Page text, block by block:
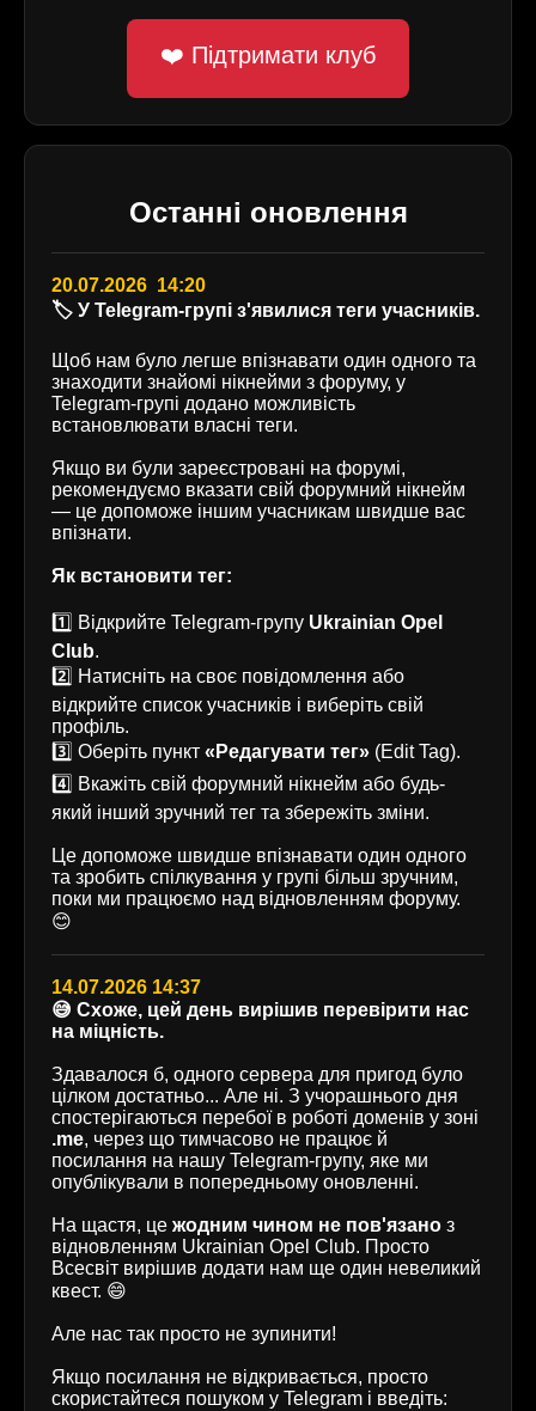
❤️ Підтримати клуб
Останні оновлення
20.07.2026 14:20
🏷️ У Telegram-групі з'явилися теги учасників.
Щоб нам було легше впізнавати один одного та
знаходити знайомі нікнейми з форуму, у
Telegram-групі додано можливість
встановлювати власні теги.
Якщо ви були зареєстровані на форумі,
рекомендуємо вказати свій форумний нікнейм
— це допоможе іншим учасникам швидше вас
впізнати.
Як встановити тег:
1️⃣ Відкрийте Telegram-групу Ukrainian Opel
Club.
2️⃣ Натисніть на своє повідомлення або
відкрийте список учасників і виберіть свій
профіль.
3️⃣ Оберіть пункт «Редагувати тег» (Edit Tag).
4️⃣ Вкажіть свій форумний нікнейм або будь-
який інший зручний тег та збережіть зміни.
Це допоможе швидше впізнавати один одного
та зробить спілкування у групі більш зручним,
поки ми працюємо над відновленням форуму.
😊
14.07.2026 14:37
😅 Схоже, цей день вирішив перевірити нас
на міцність.
Здавалося б, одного сервера для пригод було
цілком достатньо... Але ні. З учорашнього дня
спостерігаються перебої в роботі доменів у зоні
.me, через що тимчасово не працює й
посилання на нашу Telegram-групу, яке ми
опублікували в попередньому оновленні.
На щастя, це жодним чином не пов'язано з
відновленням Ukrainian Opel Club. Просто
Всесвіт вирішив додати нам ще один невеликий
квест. 😄
Але нас так просто не зупинити!
Якщо посилання не відкривається, просто
скористайтеся пошуком у Telegram і введіть: